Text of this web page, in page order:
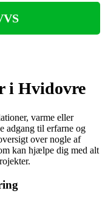
i Hvidovre
varme eller
adgang til erfarne og
over nogle af
kan hjælpe dig med alt